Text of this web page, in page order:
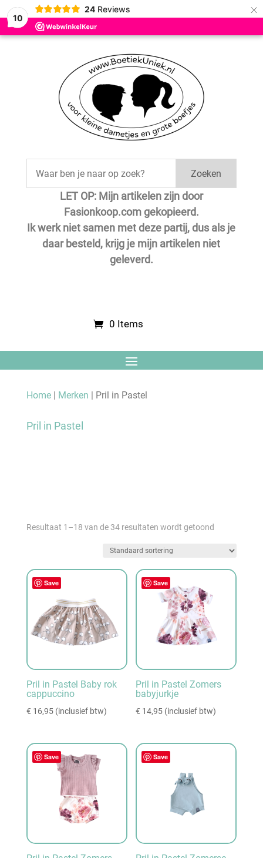
10
24 Reviews ×
Zoeken
LET OP: Mijn artikelen zijn door
Fasionkoop.com gekopieerd.
Ik werk niet samen met deze partij, dus als je
daar besteld, krijg je mijn artikelen niet
geleverd.
0 Items
Home| Merken | Pril in Pastel
Pril in Pastel
Resultaat 1–18 van de 34 resultaten wordt getoond
Save
Pril in Pastel Baby rok
cappuccino
€ 16,95 (inclusief btw)
Save
Pril in Pastel Zomers
babyjurkje
€ 14,95 (inclusief btw)
Save Save